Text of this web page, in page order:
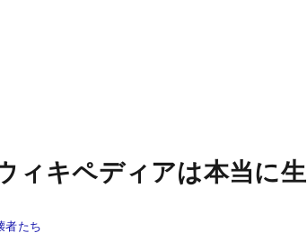
ィキペディアは本当に
者たち